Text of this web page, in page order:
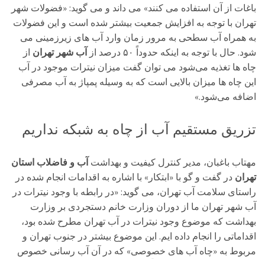
باغات از آن استفاده می کنند» می داند و می گوید: «فضولات شهر
تهران با توجه به افزایش جمعیت بیشتر شده است و این فضولات
به همراه آب سطحی به مرور زمان وارد آب های زیرزمینی می
شود. حال با توجه به اینکه حدوداً ۵۰ درصد از
آب شهر تهران از
چاه ها تغذیه می‌شود می توان گفت میزان نیترات موجود در آب
این چاه ها میزان بالایی است که به وسیله پمپاژ به آب مصرفی
اضافه می‌شود.»
تزریق مستقیم آب از چاه به شبکه نداریم
مهتاب باغبان، مدیر کنترل کیفیت و بهداشت آب و فاضلاب استان
تهران در گفت و گو با «ابتکار» با اشاره به اقدامات انجام شده در
راستای سلامت آب تهران، می گوید: «در رابطه با وجود نیترات در
آب شهر تهران ما از دوران وزارت خانم دستجردی بر وزارت
بهداشت که موضوع وجود نیترات در آب تهران مطرح شده بود،
اقداماتی را انجام داده ایم. این موضوع بیشتر در جنوب تهران و
مربوط به «چاه آب های خصوصی» که در آن آب رسانی خصوص